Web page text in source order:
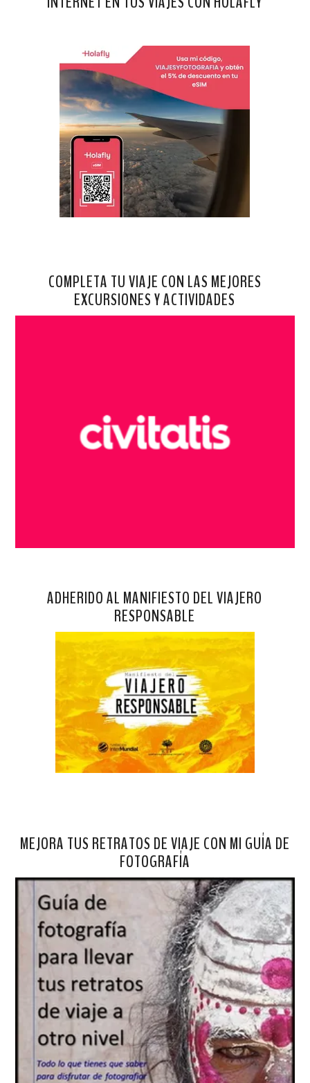
COMPLETA TU VIAJE CON LAS MEJORES
EXCURSIONES Y ACTIVIDADES
ADHERIDO AL MANIFIESTO DEL VIAJERO
RESPONSABLE
MEJORA TUS RETRATOS DE VIAJE CON MI GUÍA DE
FOTOGRAFÍA